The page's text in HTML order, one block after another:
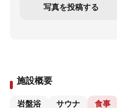
写真を投稿する
施設概要
岩盤浴 サウナ 食事